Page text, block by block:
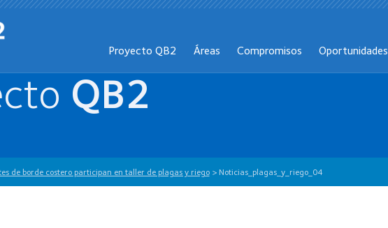
Proyecto QB2 Áreas Compromisos Oportunidades
QB2
de borde costero participan en taller de plagas y riego> Noticias_plagas_y_riego_04